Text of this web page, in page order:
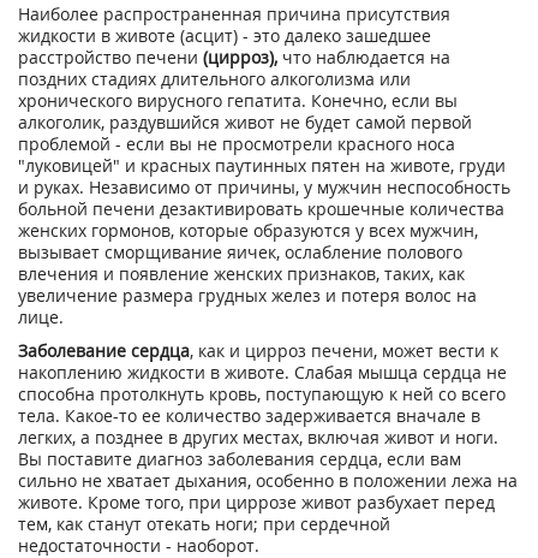
Наиболее распространенная причина присутствия
жидкости в животе (асцит) - это далеко зашедшее
расстройство печени (цирроз), что наблюдается на
поздних стадиях длительного алкоголизма или
хронического вирусного гепатита. Конечно, если вы
алкоголик, раздувшийся живот не будет самой первой
проблемой - если вы не просмотрели красного носа
"луковицей" и красных паутинных пятен на животе, груди
и руках. Независимо от причины, у мужчин неспособность
больной печени дезактивировать крошечные количества
женских гормонов, которые образуются у всех мужчин,
вызывает сморщивание яичек, ослабление полового
влечения и появление женских признаков, таких, как
увеличение размера грудных желез и потеря волос на
лице.
Заболевание сердца, как и цирроз печени, может вести к
накоплению жидкости в животе. Слабая мышца сердца не
способна протолкнуть кровь, поступающую к ней со всего
тела. Какое-то ее количество задерживается вначале в
легких, а позднее в других местах, включая живот и ноги.
Вы поставите диагноз заболевания сердца, если вам
сильно не хватает дыхания, особенно в положении лежа на
животе. Кроме того, при циррозе живот разбухает перед
тем, как станут отекать ноги; при сердечной
недостаточности - наоборот.